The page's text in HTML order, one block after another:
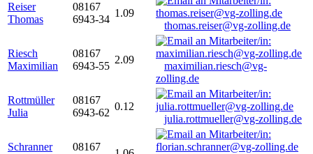
Reiser
Thomas
08167
6943-34
1.09
thomas.reiser@vg-zolling.de
Riesch
Maximilian
08167
6943-55
2.09
maximilian.riesch@vg-
zolling.de
Rottmüller
Julia
08167
6943-62
0.12
julia.rottmueller@vg-zolling.de
Schranner
08167